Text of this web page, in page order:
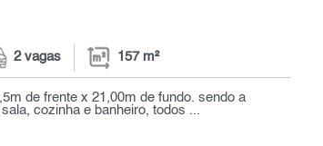
2 vagas 157 m²
de frente x 21,00m de fundo. sendo a
cozinha e banheiro, todos ...